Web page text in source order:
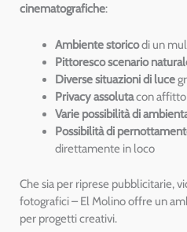
cinematografiche:
Ambiente storicodi un
Pittoresco scenario
Diverse situazioni di luce
Privacy assolutacon affitto
Varie possibilità di
Possibilità di
direttamente in loco
Che sia per riprese pubblicitarie,
fotografici – El Molino offre un
per progetti creativi.